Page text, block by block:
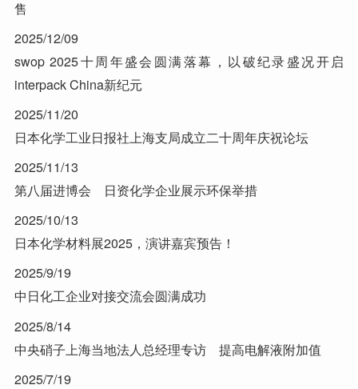
售
2025/12/09
swop 2025十周年盛会圆满落幕，以破纪录盛况开启
interpack China新纪元
2025/11/20
日本化学工业日报社上海支局成立二十周年庆祝论坛
2025/11/13
第八届进博会 日资化学企业展示环保举措
2025/10/13
日本化学材料展2025，演讲嘉宾预告！
2025/9/19
中日化工企业对接交流会圆满成功
2025/8/14
中央硝子上海当地法人总经理专访 提高电解液附加值
2025/7/19